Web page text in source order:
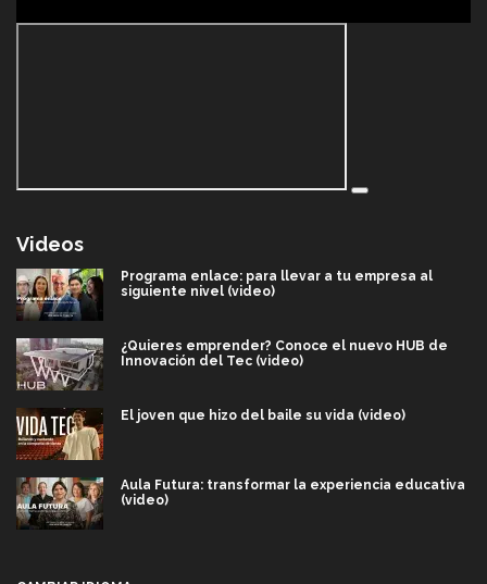
Videos
Programa enlace: para llevar a tu empresa al
siguiente nivel (video)
¿Quieres emprender? Conoce el nuevo HUB de
Innovación del Tec (video)
El joven que hizo del baile su vida (video)
Aula Futura: transformar la experiencia educativa
(video)